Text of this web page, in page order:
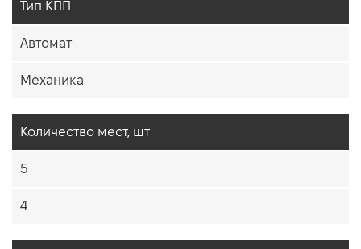
Тип КПП
Автомат
Механика
Количество мест, шт
5
4